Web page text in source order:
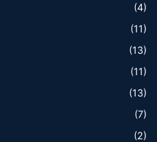
(4)
(11)
(13)
(11)
(13)
(7)
(2)